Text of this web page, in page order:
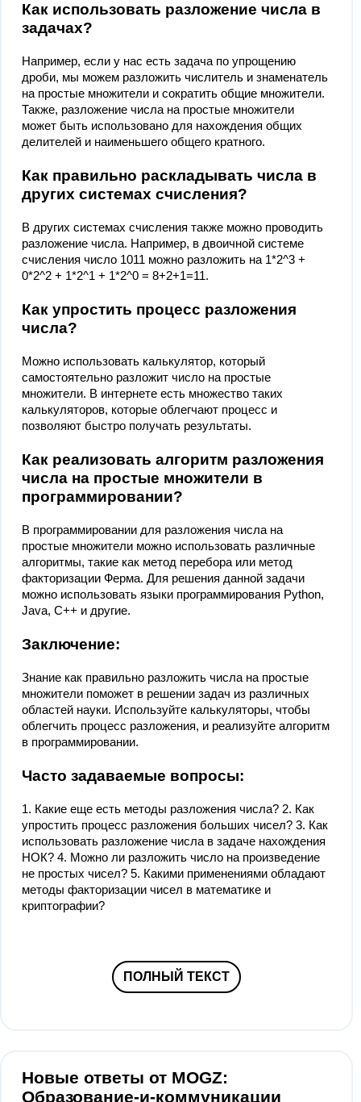
Как использовать разложение числа в
задачах?
Например, если у нас есть задача по упрощению
дроби, мы можем разложить числитель и знаменатель
на простые множители и сократить общие множители.
Также, разложение числа на простые множители
может быть использовано для нахождения общих
делителей и наименьшего общего кратного.
Как правильно раскладывать числа в
других системах счисления?
В других системах счисления также можно проводить
разложение числа. Например, в двоичной системе
счисления число 1011 можно разложить на 1*2^3 +
0*2^2 + 1*2^1 + 1*2^0 = 8+2+1=11.
Как упростить процесс разложения
числа?
Можно использовать калькулятор, который
самостоятельно разложит число на простые
множители. В интернете есть множество таких
калькуляторов, которые облегчают процесс и
позволяют быстро получать результаты.
Как реализовать алгоритм разложения
числа на простые множители в
программировании?
В программировании для разложения числа на
простые множители можно использовать различные
алгоритмы, такие как метод перебора или метод
факторизации Ферма. Для решения данной задачи
можно использовать языки программирования Python,
Java, C++ и другие.
Заключение:
Знание как правильно разложить числа на простые
множители поможет в решении задач из различных
областей науки. Используйте калькуляторы, чтобы
облегчить процесс разложения, и реализуйте алгоритм
в программировании.
Часто задаваемые вопросы:
1. Какие еще есть методы разложения числа? 2. Как
упростить процесс разложения больших чисел? 3. Как
использовать разложение числа в задаче нахождения
НОК? 4. Можно ли разложить число на произведение
не простых чисел? 5. Какими применениями обладают
методы факторизации чисел в математике и
криптографии?
ПОЛНЫЙ ТЕКСТ
Новые ответы от MOGZ:
Образование-и-коммуникации